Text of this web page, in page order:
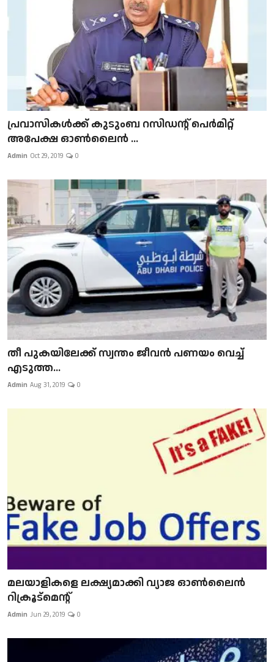
പ്രവാസികള്‍ക്ക് കുടുംബ റസിഡന്റ് പെർമിറ്റ്
അപേക്ഷ ഓൺലൈൻ ...
Admin Oct 29, 2019 0
​​​​​​​തീ പുകയിലേക്ക് സ്വന്തം ജീവന്‍ പണയം വെച്ച്
എടുത്ത...
Admin Aug 31, 2019 0
മലയാളികളെ ലക്ഷ്യമാക്കി വ്യാജ ഓൺലൈൻ
റിക്രൂട്മെന്റ്
Admin Jun 29, 2019 0